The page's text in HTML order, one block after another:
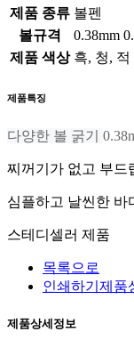
제품 종류 볼펜
볼규격
0.38mm
제품 색상 흑, 청, 적
제품특징
다양한 볼 굵기
찌꺼기가 없고 부드
심플하고 날씬한 바
스테디셀러 제품
목록으로
인쇄하기 제품
제품상세정보